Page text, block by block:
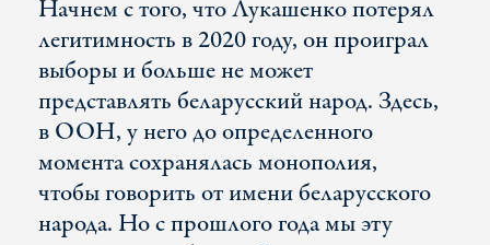
Начнем с того, что Лукашенко потерял
легитимность в 2020 году, он проиграл
выборы и больше не может
представлять беларусский народ. Здесь,
в ООН, у него до определенного
момента сохранялась монополия,
чтобы говорить от имени беларусского
народа. Но с прошлого года мы эту